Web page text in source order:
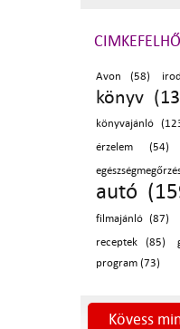
CIMKEFELHŐ
Avon (58)
könyv
könyvajánló
érzelem (54)
autó
filmajánló (87)
receptek (85)
program (73)
Kövess